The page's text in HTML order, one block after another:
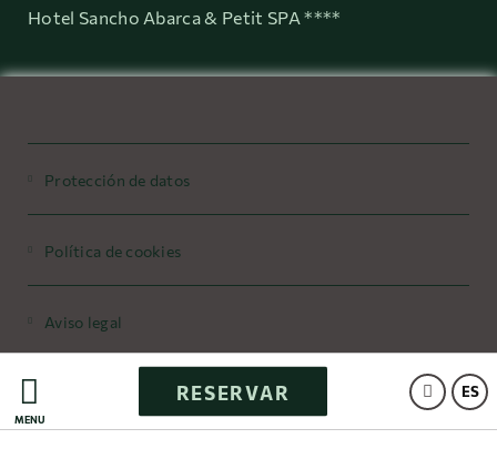
MENÚ
ES
RESERVAR
Hotel Sancho Abarca & Petit SPA ****
Protección de datos
Política de cookies
Aviso legal